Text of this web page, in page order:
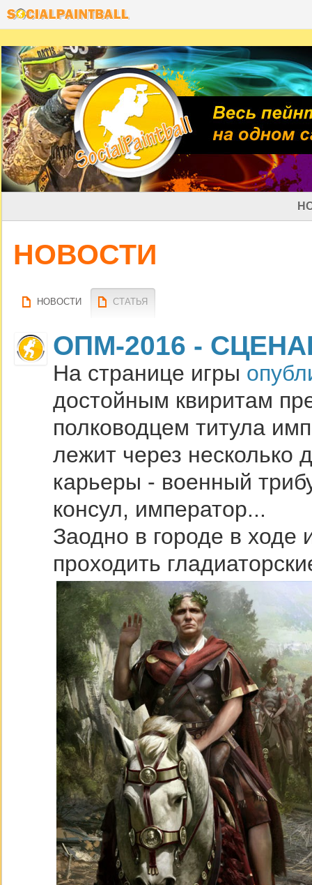
НОВОСТИ
НОВОСТИ СТАТЬЯ
ОПМ-2016 -
На странице игры
достойным квиритам
полководцем титула
лежит через несколько
карьеры - военный
консул, император...
Заодно в городе в ходе
проходить